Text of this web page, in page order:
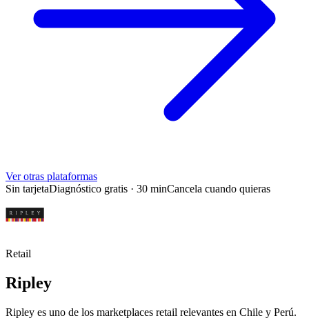
Ver otras plataformas
Sin tarjetaDiagnóstico gratis · 30 minCancela cuando quieras
Retail
Ripley
Ripley es uno de los marketplaces retail relevantes en Chile y Perú.